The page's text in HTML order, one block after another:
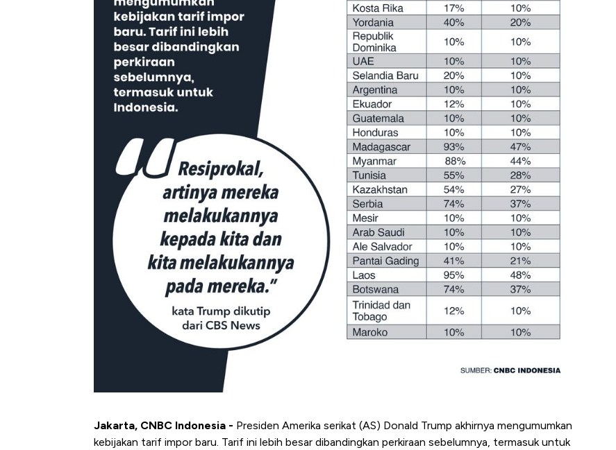
Jakarta, CNBC Indonesia - Presiden Amerika serikat (AS) Donald Trump akhirnya mengumumkan
kebijakan tarif impor baru. Tarif ini lebih besar dibandingkan perkiraan sebelumnya, termasuk untuk